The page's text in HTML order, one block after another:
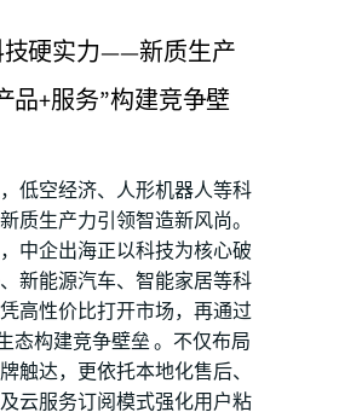
硬实力——新质生产
品+服务”构建竞争壁
低空经济、人形机器人等科
质生产力引领智造新风尚。
中企出海正以科技为核心破
新能源汽车、智能家居等科
高性价比打开市场，再通过
态构建竞争壁垒 。不仅布局
触达，更依托本地化售后、
云服务订阅模式强化用户粘